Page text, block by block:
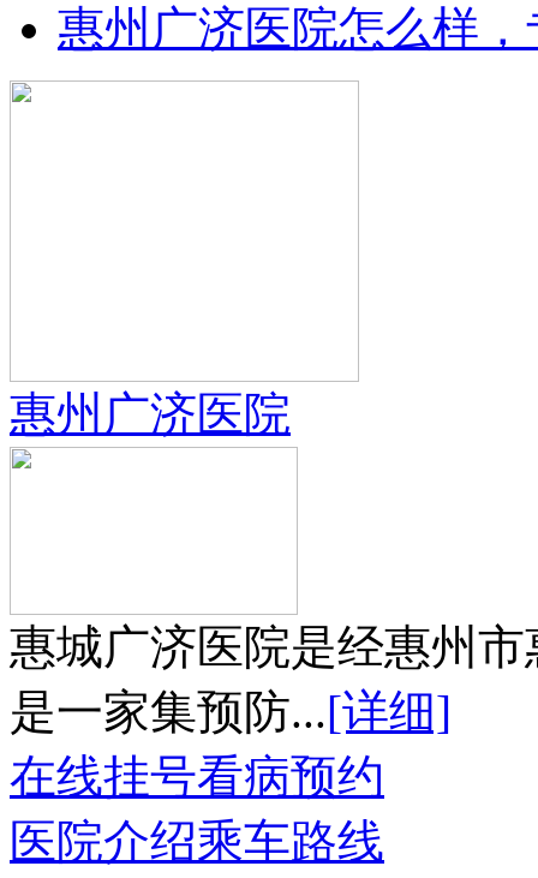
惠州广济医院怎么样，
惠州广济医院
惠城广济医院是经惠州
是一家集预防...[详细]
在线挂号看病预约
医院介绍乘车路线